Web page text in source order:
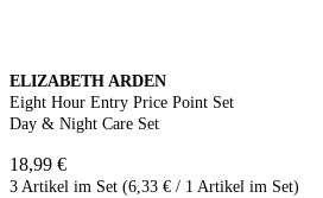
ELIZABETH ARDEN
Eight Hour Entry Price Point Set
Day & Night Care Set
18,99 €
3 Artikel im Set (6,33 € / 1 Artikel im Set)